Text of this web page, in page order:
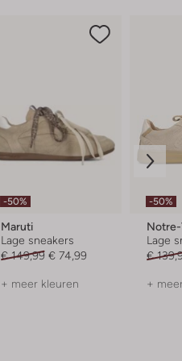
-50%
Maruti
Lage sneakers
€ 149,99 € 74,99
+ meer kleuren
-50%
Lage
€
+